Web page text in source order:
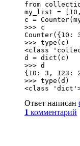
from
my_list =
c =
>>> c
>>> type(c)
<class
d = dict(c)
>>> d
{10: 3, 123:
>>> type(d)
<class
Ответ написан
1 комментарий